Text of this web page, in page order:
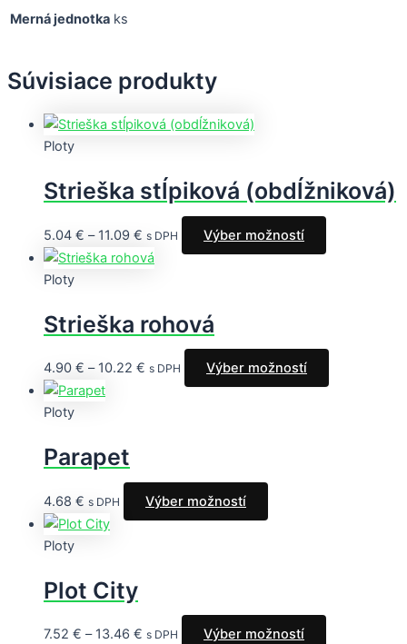
Merná jednotka ks
Súvisiace produkty
Ploty
Strieška stĺpiková (obdĺžniková)
5.04 € –11.09 € s DPH Výber možností
Ploty
Strieška rohová
4.90 € – 10.22 € s DPH Výber možností
Ploty
Parapet
4.68 € s DPH Výber možností
Ploty
Plot City
7.52 € – 13.46 € s DPH Výber možností